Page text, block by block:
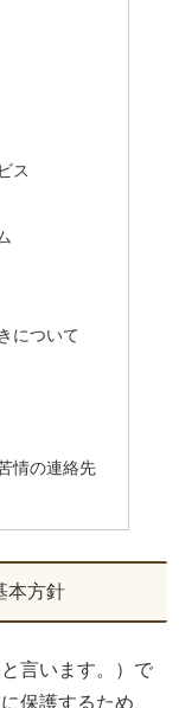
ス
について
情の連絡先
本方針
言います。）で
保護するため、